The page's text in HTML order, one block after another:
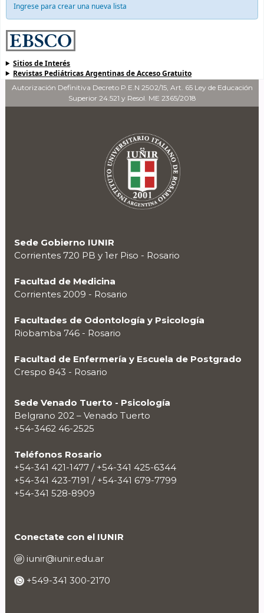
Sitios de Interés
Revistas Pediátricas Argentinas de Acceso Gratuito
Ingrese para crear una nueva lista
Autorización Definitiva Decreto P.E.N 2502/15, Art. 65 Ley de Educación
Superior 24.521 y Resol. ME 2365/2018
Sede Gobierno IUNIR
Corrientes 720 PB y 1er Piso - Rosario
Facultad de Medicina
Corrientes 2009 - Rosario
Facultades de Odontología y Psicología
Riobamba 746 - Rosario
Facultad de Enfermería y Escuela de Postgrado
Crespo 843 - Rosario
Sede Venado Tuerto - Psicología
Belgrano 202 – Venado Tuerto
+54-3462 46-2525
Teléfonos Rosario
+54-341 421-1477 / +54-341 425-6344
+54-341 423-7191 / +54-341 679-7799
+54-341 528-8909
Conectate con el IUNIR
iunir@iunir.edu.ar
+549-341 300-2170